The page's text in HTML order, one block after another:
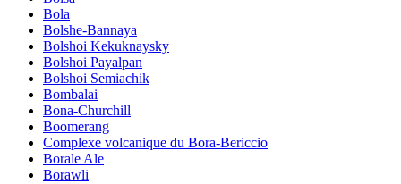
Bola
Bolshe-Bannaya
Bolshoi Kekuknaysky
Bolshoi Payalpan
Bolshoi Semiachik
Bombalai
Bona-Churchill
Boomerang
Complexe volcanique du Bora-Bericcio
Borale Ale
Borawli